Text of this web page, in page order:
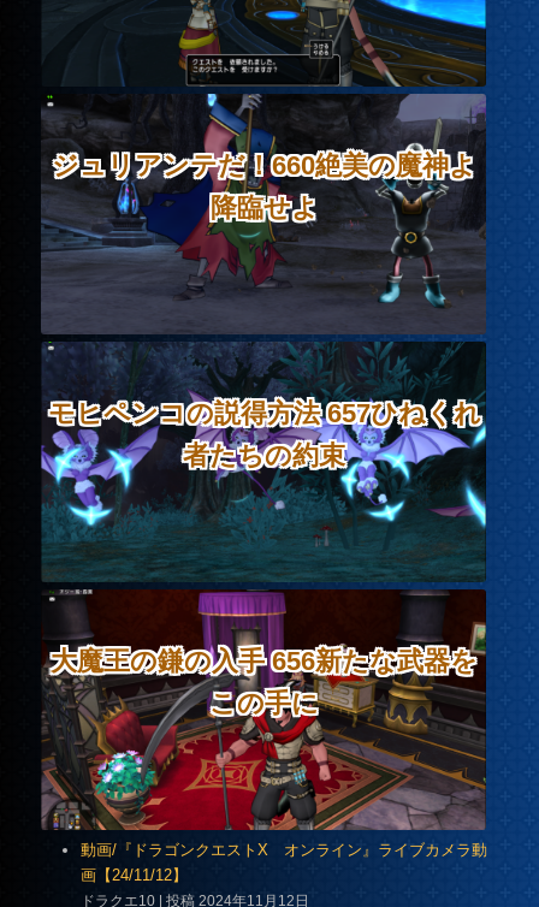
ジュリアンテだ！660絶美の魔神よ
降臨せよ
モヒペンコの説得方法 657ひねくれ
者たちの約束
大魔王の鎌の入手 656新たな武器を
この手に
動画/『ドラゴンクエストX オンライン』ライブカメラ動
画【24/11/12】
ドラクエ10 投稿 2024年11月12日